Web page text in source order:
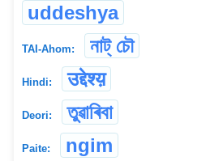
uddeshya
TAI-Ahom: নাট্ চৌ
Hindi: उद्देश्य़
Deori: তুৱাৰিবা
Paite: ngim